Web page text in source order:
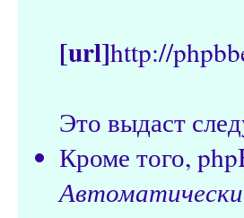
[url]http://
Это выдаст
Кроме того,